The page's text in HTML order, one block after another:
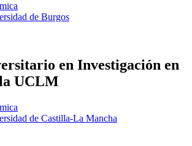
de Burgos
en Investigación en
UCLM
de Castilla-La Mancha